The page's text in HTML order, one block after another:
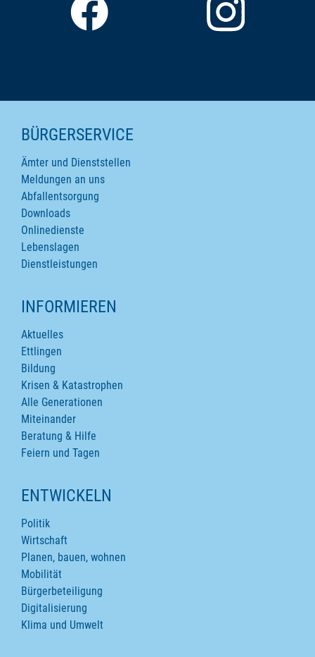
SEITENINHALTE
BÜRGERSERVICE
Ämter und Dienststellen
Meldungen an uns
Abfallentsorgung
Downloads
Onlinedienste
Lebenslagen
Dienstleistungen
INFORMIEREN
Aktuelles
Ettlingen
Bildung
Krisen & Katastrophen
Alle Generationen
Miteinander
Beratung & Hilfe
Feiern und Tagen
ENTWICKELN
Politik
Wirtschaft
Planen, bauen, wohnen
Mobilität
Bürgerbeteiligung
Digitalisierung
Klima und Umwelt